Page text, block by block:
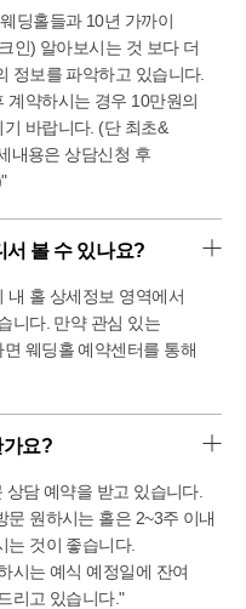
린나래 웨딩홀에는
트이게 보이는
데요.
서 좋더라구요!
사시간을 3시간 이상
무실에 와서 상담을 더
호텔이라 웨딩홀
.
다가 보이지만
을 더 확인하고 상담을
은정보가 되었길
@
딩홀들과 10년 가까이
인) 알아보시는 것 보다 더
정보를 파악하고 있습니다.
계약하시는 경우 10만원의
바랍니다. (단 최초&
내용은 상담신청 후
서 볼 수 있나요?
내 홀 상세정보 영역에서
니다. 만약 관심 있는
웨딩홀 예약센터를 통해
가요?
담 예약을 받고 있습니다.
원하시는 홀은 2~3주 이내
는 것이 좋습니다.
시는 예식 예정일에 잔여
리고 있습니다."